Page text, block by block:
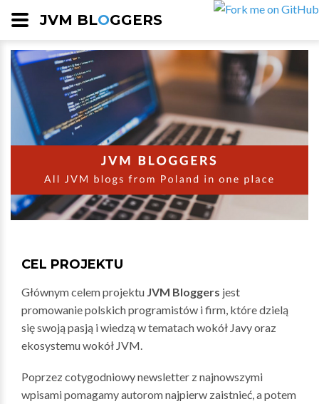
JVM BLOGGERS
CEL PROJEKTU
Głównym celem projektu JVM Bloggers jest
promowanie polskich programistów i firm, które dzielą
się swoją pasją i wiedzą w tematach wokół Javy oraz
ekosystemu wokół JVM.
Poprzez cotygodniowy newsletter z najnowszymi
wpisami pomagamy autorom najpierw zaistnieć, a potem